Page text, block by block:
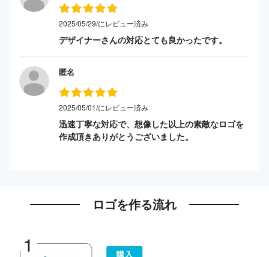
2025/05/29/にレビュー済み
デザイナーさんの対応とても良かったです。
匿名
2025/05/01/にレビュー済み
迅速丁寧な対応で、想像した以上の素敵なロゴを
作成頂きありがとうございました。
ロゴを作る流れ